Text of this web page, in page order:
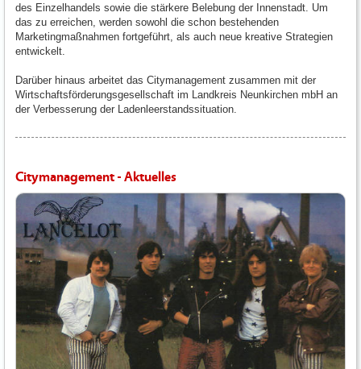
des Einzelhandels sowie die stärkere Belebung der Innenstadt. Um
das zu erreichen, werden sowohl die schon bestehenden
Marketingmaßnahmen fortgeführt, als auch neue kreative Strategien
entwickelt.
Darüber hinaus arbeitet das Citymanagement zusammen mit der
Wirtschaftsförderungsgesellschaft im Landkreis Neunkirchen mbH an
der Verbesserung der Ladenleerstandssituation.
Citymanagement - Aktuelles